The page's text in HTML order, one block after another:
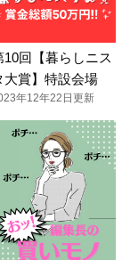
10回【暮らしニス
大賞】特設会場
年12年22日更新